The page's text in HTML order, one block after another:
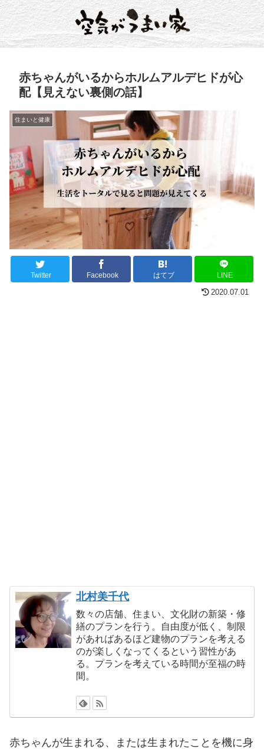
赤ちゃんがいるからホルムアルデヒドが心
配【見えない裏側の話】
住まいと健康
Twitter Facebook はてブ LINE
2020.07.01
北村美千代
数々の店舗、住まい、文化財の新築・修
繕のプランを行う。自由度が低く、制限
があればあるほど建物のプランを考える
のが楽しくなってくるという習性があ
る。プランを考えている時間が至福の時
間。
赤ちゃんが生まれる、または生まれたことを機に身